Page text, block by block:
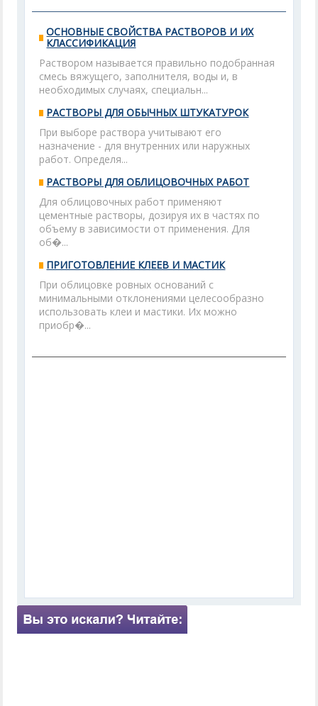
ОСНОВНЫЕ СВОЙСТВА РАСТВОРОВ И ИХ
КЛАССИФИКАЦИЯ
Раствором называется правильно подобранная
смесь вяжущего, заполнителя, воды и, в
необходимых случаях, специальн...
РАСТВОРЫ ДЛЯ ОБЫЧНЫХ ШТУКАТУРОК
При выборе раствора учитывают его
назначение - для внутренних или наружных
работ. Определя...
РАСТВОРЫ ДЛЯ ОБЛИЦОВОЧНЫХ РАБОТ
Для облицовочных работ применяют
цементные растворы, дозируя их в частях по
объему в зависимости от применения. Для
об�...
ПРИГОТОВЛЕНИЕ КЛЕЕВ И МАСТИК
При облицовке ровных оснований с
минимальными отклонениями целесообразно
использовать клеи и мастики. Их можно
приобр�...